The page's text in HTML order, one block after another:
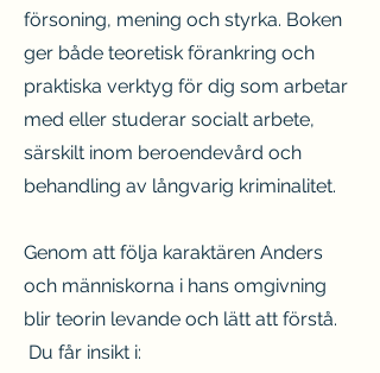
försoning, mening och styrka. Boken
ger både teoretisk förankring och
praktiska verktyg för dig som arbetar
med eller studerar socialt arbete,
särskilt inom beroendevård och
behandling av långvarig kriminalitet.
Genom att följa karaktären Anders
och människorna i hans omgivning
blir teorin levande och lätt att förstå.
Du får insikt i: